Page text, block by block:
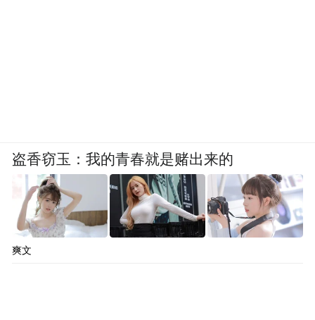
盗香窃玉：我的青春就是赌出来的
爽文